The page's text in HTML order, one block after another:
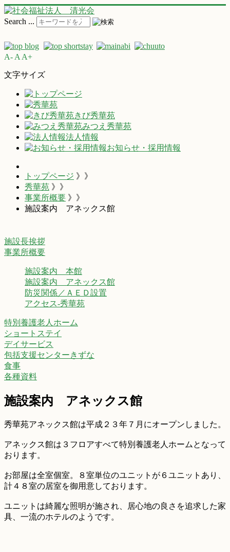
Search ...
A- A A+
文字サイズ
きび秀華苑
みつえ秀華苑
法人情報
お知らせ・採用情報
トップページ 》》
秀華苑 》》
事業所概要 》》
施設案内 アネックス館
施設長挨拶
事業所概要
施設案内 本館
施設案内 アネックス館
防災関係／ＡＥＤ設置
アクセス-秀華苑
特別養護老人ホーム
ショートステイ
デイサービス
包括支援センターきずな
食事
各種資料
施設案内 アネックス館
秀華苑アネックス館は平成２３年７月にオープンしました。
アネックス館は３フロアすべて特別養護老人ホームとなって
おります。
お部屋は全室個室。８室単位のユニットが６ユニットあり、
計４８室の居室を御用意しております。
ユニットは綺麗な照明が施され、居心地の良さを追求した家
具、一流のホテルのようです。